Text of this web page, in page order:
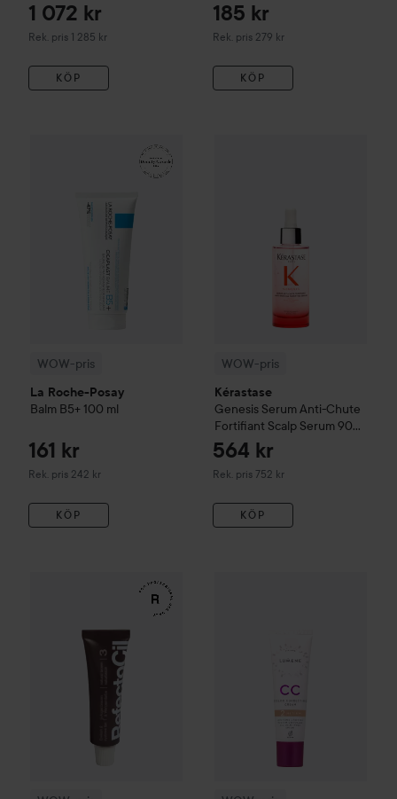
1 072 kr
Rek. pris 1 285 kr
Rekommenderat pris 1 285 kr
KÖP
185 kr
Rek. pris 279 kr
Rekommenderat pris 279 kr
KÖP
WOW-pris
La Roche-Posay
Balm B5+ 100 ml
161 kr
Rek. pris 242 kr
Rekommenderat pris 242 kr
KÖP
La Roche-Posay
WOW-pris
Kérastase
Genesis Serum Anti-Chute
Fortifiant Scalp Serum90
ml
564 kr
Rek. pris 752 kr
Rekommenderat pris 752 kr
KÖP
RefectoCilEyelash & Eyebrow Tint